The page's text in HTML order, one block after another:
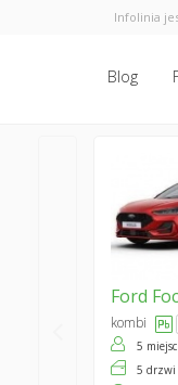
Infolinia
Blog
Ford
kombi
5 miejsc
5 drzwi